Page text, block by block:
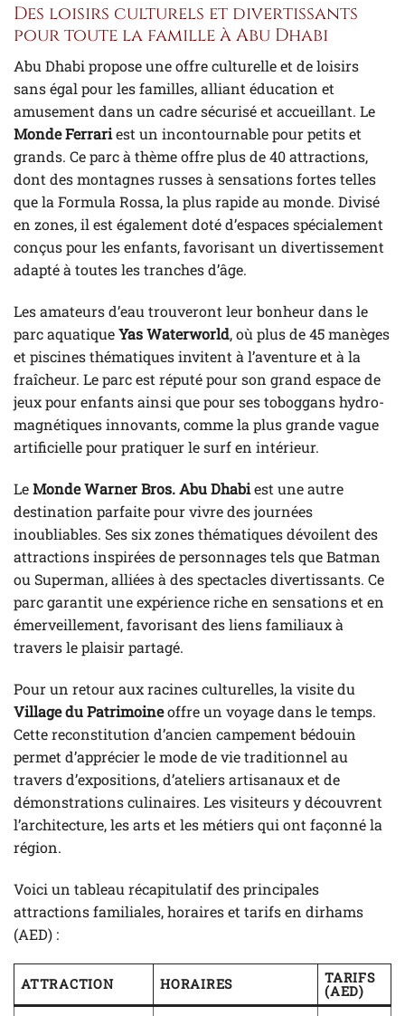
Des loisirs culturels et divertissants
pour toute la famille à Abu Dhabi
Abu Dhabi propose une offre culturelle et de loisirs
sans égal pour les familles, alliant éducation et
amusement dans un cadre sécurisé et accueillant. Le
Monde Ferrariest un incontournable pour petits et
grands. Ce parc à thème offre plus de 40 attractions,
dont des montagnes russes à sensations fortes telles
que la Formula Rossa, la plus rapide au monde. Divisé
en zones, il est également doté d’espaces spécialement
conçus pour les enfants, favorisant un divertissement
adapté à toutes les tranches d’âge.
Les amateurs d’eau trouveront leur bonheur dans le
parc aquatiqueYas Waterworld, où plus de 45 manèges
et piscines thématiques invitent à l’aventure et à la
fraîcheur. Le parc est réputé pour son grand espace de
jeux pour enfants ainsi que pour ses toboggans hydro-
magnétiques innovants, comme la plus grande vague
artificielle pour pratiquer le surf en intérieur.
LeMonde Warner Bros. Abu Dhabiest une autre
destination parfaite pour vivre des journées
inoubliables. Ses six zones thématiques dévoilent des
attractions inspirées de personnages tels que Batman
ou Superman, alliées à des spectacles divertissants. Ce
parc garantit une expérience riche en sensations et en
émerveillement, favorisant des liens familiaux à
travers le plaisir partagé.
Pour un retour aux racines culturelles, la visite du
Village du Patrimoineoffre un voyage dans le temps.
Cette reconstitution d’ancien campement bédouin
permet d’apprécier le mode de vie traditionnel au
travers d’expositions, d’ateliers artisanaux et de
démonstrations culinaires. Les visiteurs y découvrent
l’architecture, les arts et les métiers qui ont façonné la
région.
Voici un tableau récapitulatif des principales
attractions familiales, horaires et tarifs en dirhams
(AED) :
ATTRACTION HORAIRES TARIFS
(AED)